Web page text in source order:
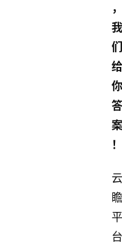
，
我
们
给
你
答
案
！
云
瞻
平
台